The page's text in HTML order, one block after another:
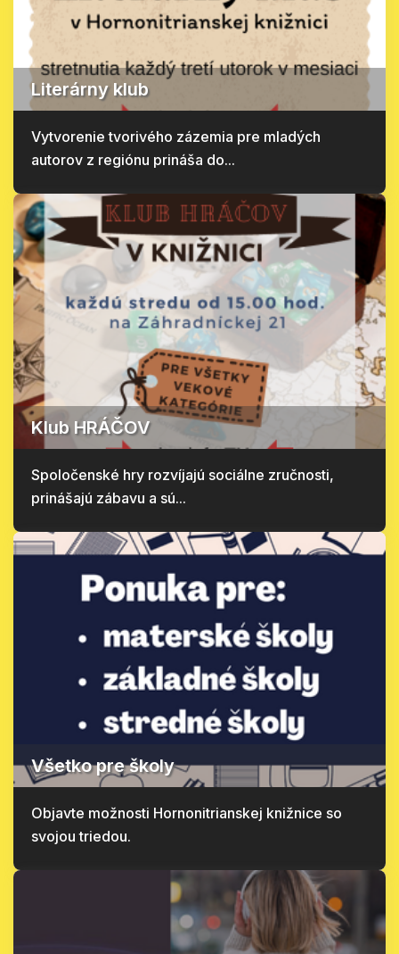
Literárny klub
Vytvorenie tvorivého zázemia pre mladých
autorov z regiónu prináša do...
Klub HRÁČOV
Spoločenské hry rozvíjajú sociálne zručnosti,
prinášajú zábavu a sú...
Všetko pre školy
Objavte možnosti Hornonitrianskej knižnice so
svojou triedou.